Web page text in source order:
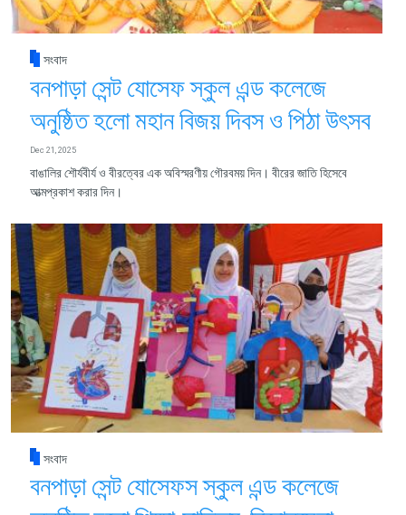
সংবাদ
বনপাড়া সেন্ট যোসেফ স্কুল এন্ড কলেজে
অনুষ্ঠিত হলো মহান বিজয় দিবস ও পিঠা উৎসব
Dec 21, 2025
বাঙালির শৌর্যবীর্য ও বীরত্বের এক অবিস্মরণীয় গৌরবময় দিন। বীরের জাতি হিসেবে
আত্মপ্রকাশ করার দিন।
সংবাদ
বনপাড়া সেন্ট যোসেফস স্কুল এন্ড কলেজে